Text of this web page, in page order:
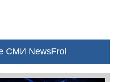
СМИ NewsFrol